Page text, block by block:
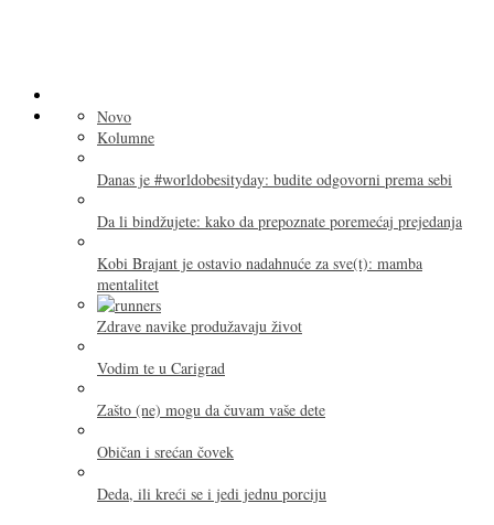
Novo
Kolumne
Danas je #worldobesityday: budite odgovorni prema sebi
Da li bindžujete: kako da prepoznate poremećaj prejedanja
Kobi Brajant je ostavio nadahnuće za sve(t): mamba
mentalitet
Zdrave navike produžavaju život
Vodim te u Carigrad
Zašto (ne) mogu da čuvam vaše dete
Običan i srećan čovek
Deda, ili kreći se i jedi jednu porciju